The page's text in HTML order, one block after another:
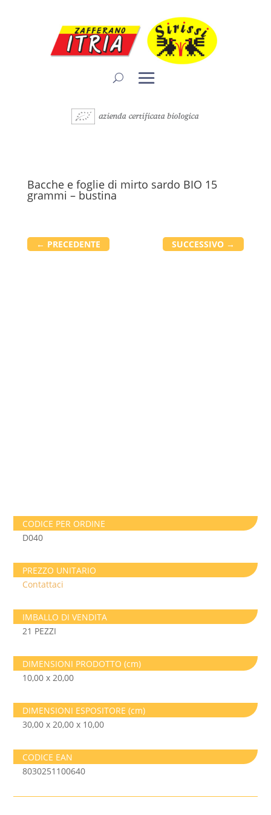
Bacche e foglie di mirto sardo BIO 15
grammi – bustina
← PRECEDENTE SUCCESSIVO →
CODICE PER ORDINE
D040
PREZZO UNITARIO
Contattaci
IMBALLO DI VENDITA
21 PEZZI
DIMENSIONI PRODOTTO (cm)
10,00 x 20,00
DIMENSIONI ESPOSITORE (cm)
30,00 x 20,00 x 10,00
CODICE EAN
8030251100640